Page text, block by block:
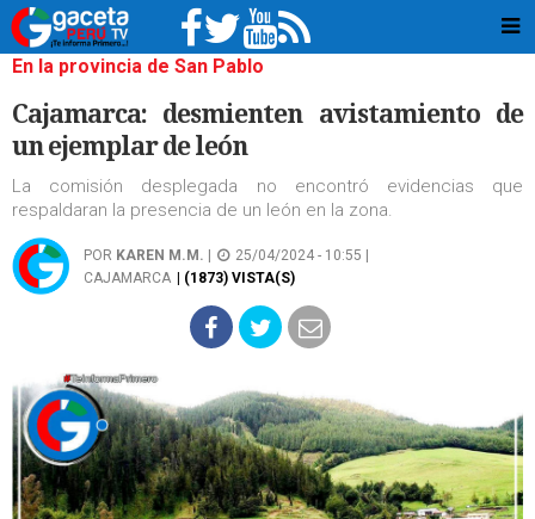
En la provincia de San Pablo
Cajamarca: desmienten avistamiento de
un ejemplar de león
La comisión desplegada no encontró evidencias que
respaldaran la presencia de un león en la zona.
POR KAREN M.M.
25/04/2024 - 10:55 |
CAJAMARCA
| (1873) VISTA(S)